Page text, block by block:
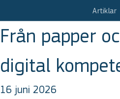
Artiklar
Från papper
digital
16 juni 2026